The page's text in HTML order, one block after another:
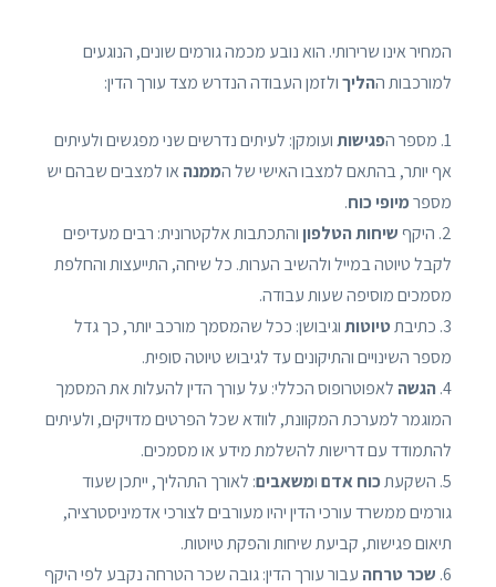
המחיר אינו שרירותי. הוא נובע מכמה גורמים שונים, הנוגעים
למורכבות ההליךולזמן העבודה הנדרש מצד עורך הדין:
1. מספר ה פגישותועומקן: לעיתים נדרשים שני מפגשים ולעיתים
אף יותר, בהתאם למצבו האישי של הממנה או למצבים שבהם יש
מספרמיופי כוח.
2. היקף
שיחות הטלפון והתכתבות אלקטרונית: רבים מעדיפים
לקבל טיוטה במייל ולהשיב הערות. כל שיחה, התייעצות והחלפת
מסמכים מוסיפה שעות עבודה.
3. כתיבת
טיוטותוגיבושן: ככל שהמסמך מורכב יותר, כך גדל
מספר השינויים והתיקונים עד לגיבוש טיוטה סופית.
4. הגשה לאפוטרופוס הכללי: על עורך הדין להעלות את המסמך
המוגמר למערכת המקוונת, לוודא שכל הפרטים מדויקים, ולעיתים
להתמודד עם דרישות להשלמת מידע או מסמכים.
5. השקעת
כוח אדםומשאבים: לאורך התהליך, ייתכן שעוד
גורמים ממשרד עורכי הדין יהיו מעורבים לצורכי אדמיניסטרציה,
תיאום פגישות, קביעת שיחות והפקת טיוטות.
6. שכר טרחה עבור עורך הדין: גובה שכר הטרחה נקבע לפי היקף